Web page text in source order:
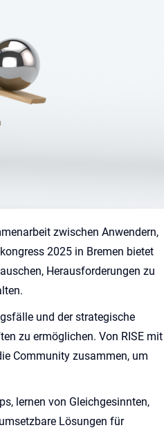
zwischen Anwendern,
2025 in Bremen bietet
Herausforderungen zu
und der strategische
zu ermöglichen. Von RISE mit
Community zusammen, um
lernen von Gleichgesinnten,
Lösungen für